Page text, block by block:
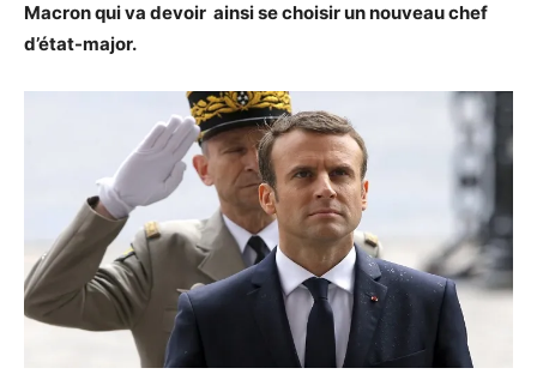
Macron qui va devoir ainsi se choisir un nouveau chef
d’état-major.